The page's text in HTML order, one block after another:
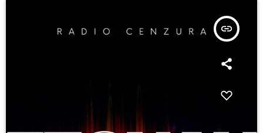
insert_link